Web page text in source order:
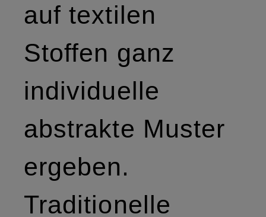
auf textilen
Stoffen ganz
individuelle
abstrakte Muster
ergeben.
Traditionelle